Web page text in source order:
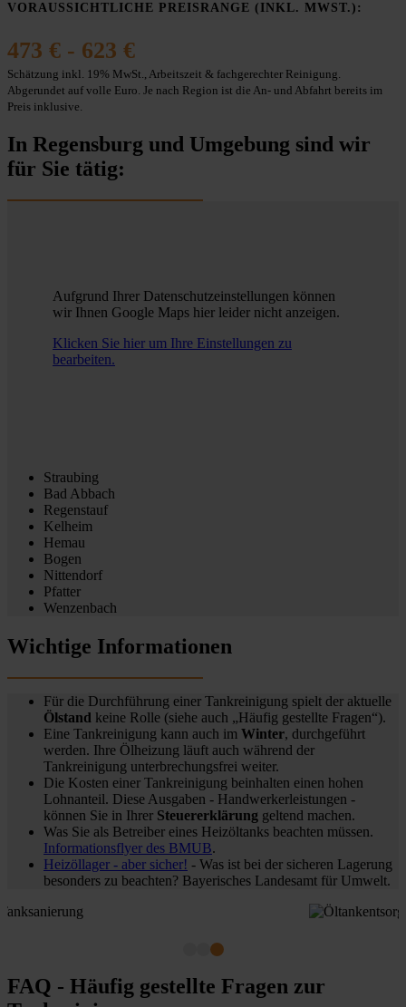
VORAUSSICHTLICHE PREISRANGE (INKL. MWST.):
473 € - 623 €
Schätzung inkl. 19% MwSt., Arbeitszeit & fachgerechter Reinigung.
Abgerundet auf volle Euro. Je nach Region ist die An- und Abfahrt bereits im
Preis inklusive.
In Regensburg und Umgebung sind wir
für Sie tätig:
Aufgrund Ihrer Datenschutzeinstellungen können
wir Ihnen Google Maps hier leider nicht anzeigen.
Klicken Sie hier um Ihre Einstellungen zu
bearbeiten.
Straubing
Bad Abbach
Regenstauf
Kelheim
Hemau
Bogen
Nittendorf
Pfatter
Wenzenbach
Wichtige Informationen
Für die Durchführung einer Tankreinigung spielt der aktuelle
Ölstand keine Rolle (siehe auch „Häufig gestellte Fragen“).
Eine Tankreinigung kann auch im Winter, durchgeführt
werden. Ihre Ölheizung läuft auch während der
Tankreinigung unterbrechungsfrei weiter.
Die Kosten einer Tankreinigung beinhalten einen hohen
Lohnanteil. Diese Ausgaben - Handwerkerleistungen -
können Sie in Ihrer Steuererklärung geltend machen.
Was Sie als Betreiber eines Heizöltanks beachten müssen.
Informationsflyer des BMUB.
Heizöllager - aber sicher! - Was ist bei der sicheren Lagerung
besonders zu beachten? Bayerisches Landesamt für Umwelt.
FAQ - Häufig gestellte Fragen zur